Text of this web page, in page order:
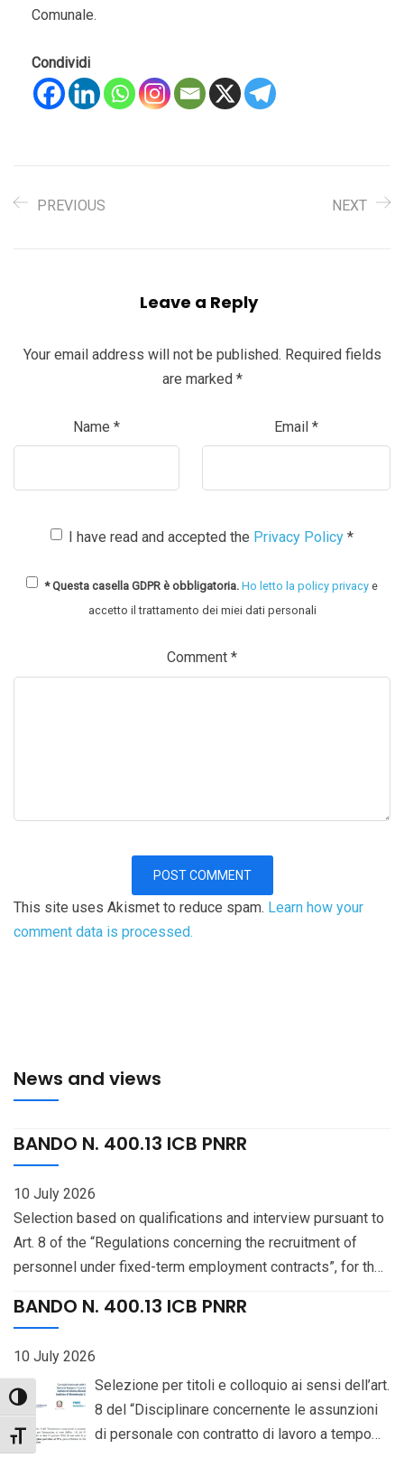
Toggle High Contrast
Toggle Font size
Comunale.
Condividi
PREVIOUS NEXT
Leave a Reply
Your email address will not be published. Required fields
are marked *
Name * Email *
I have read and accepted the Privacy Policy *
* Questa casella GDPR è obbligatoria. Ho letto la policy privacy e
accetto il trattamento dei miei dati personali
Comment *
This site uses Akismet to reduce spam. Learn how your
comment data is processed.
News and views
BANDO N. 400.13 ICB PNRR
10 July 2026
Selection based on qualifications and interview pursuant to
Art. 8 of the “Regulations concerning the recruitment of
personnel under fixed-term employment contracts”, for the
Bargaining Agreement (CCNL) for the “Education and
of one (1) staff unit with the professional profile of
Researcher (III level), on a 70% part-time basis, at the
Institute of Biomolecular Chemistry, Pozzuoli (Naples), CUP
B83C23007160006. Scadenza del bando: 2026-07-23
BANDO N. 400.13 ICB PNRR
10 July 2026
Selezione per titoli e colloquio ai sensi dell’art.
8 del “Disciplinare concernente le assunzioni
di personale con contratto di lavoro a tempo